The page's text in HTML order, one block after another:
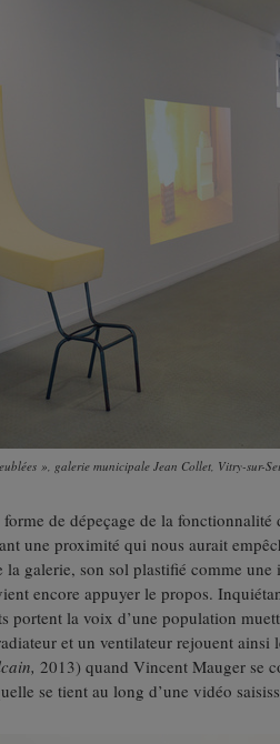
», galerie municipale Jean Collet, Vitry-sur-
forme de dépeçage de la
une proximité qui nous aurait
la galerie, son sol plastifié comme
encore appuyer le propos.
portent la voix d’une population
et un ventilateur rejouent ainsi
2013) quand Vincent Mauger se
se tient au long d’une vidéo